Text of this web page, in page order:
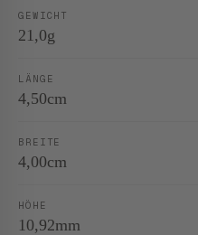
GEWICHT
21,0g
LÄNGE
4,50cm
BREITE
4,00cm
HÖHE
10,92mm